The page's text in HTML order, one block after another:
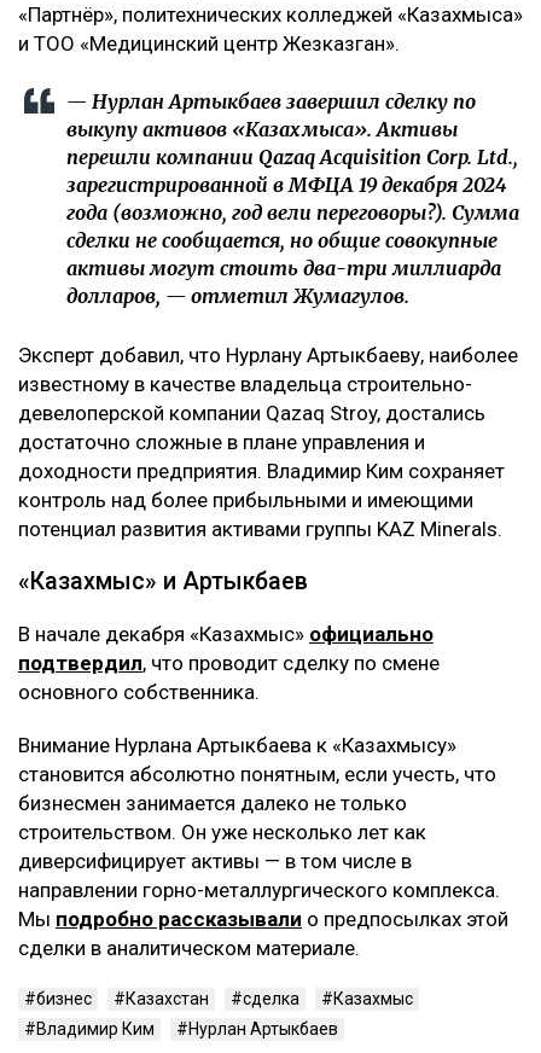
«Партнёр», политехнических колледжей «Казахмыса»
и ТОО «Медицинский центр Жезказган».
— Нурлан Артыкбаев завершил сделку по
выкупу активов «Казахмыса». Активы
перешли компании Qazaq Acquisition Corp. Ltd.,
зарегистрированной в МФЦА 19 декабря 2024
года (возможно, год вели переговоры?). Сумма
сделки не сообщается, но общие совокупные
активы могут стоить два-три миллиарда
долларов, — отметил Жумагулов.
Эксперт добавил, что Нурлану Артыкбаеву, наиболее
известному в качестве владельца строительно-
девелоперской компании Qazaq Stroy, достались
достаточно сложные в плане управления и
доходности предприятия. Владимир Ким сохраняет
контроль над более прибыльными и имеющими
потенциал развития активами группы KAZ Minerals.
«Казахмыс» и Артыкбаев
В начале декабря «Казахмыс» официально
подтвердил, что проводит сделку по смене
основного собственника.
Внимание Нурлана Артыкбаева к «Казахмысу»
становится абсолютно понятным, если учесть, что
бизнесмен занимается далеко не только
строительством. Он уже несколько лет как
диверсифицирует активы — в том числе в
направлении горно-металлургического комплекса.
Мы подробно рассказывали о предпосылках этой
сделки в аналитическом материале.
бизнес Казахстан сделка
Казахмыс
Владимир Ким
Нурлан Артыкбаев